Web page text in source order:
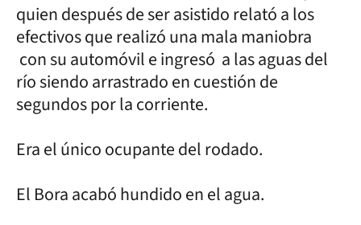
quien después de ser asistido relató a los
efectivos que realizó una mala maniobra
con su automóvil e ingresó a las aguas del
río siendo arrastrado en cuestión de
segundos por la corriente.
Era el único ocupante del rodado.
El Bora acabó hundido en el agua.